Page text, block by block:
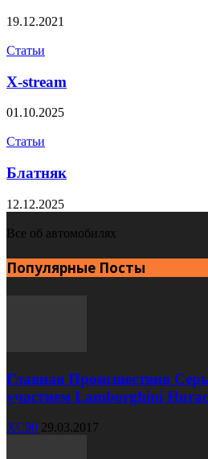
19.12.2021
Статьи
X-stream
01.10.2025
Статьи
Блатняк
12.12.2025
Все об автомобилях
Популярные Посты
Главная Происшествия
участием Lamborghini
XC90 29.03.2017